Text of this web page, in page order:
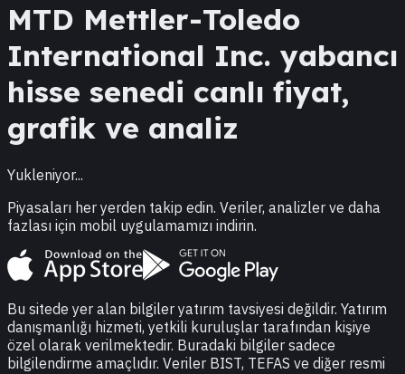
MTD Mettler-Toledo
International Inc. yabancı
hisse senedi canlı fiyat,
grafik ve analiz
Yukleniyor...
Piyasaları her yerden takip edin. Veriler, analizler ve daha
fazlası için mobil uygulamamızı indirin.
Bu sitede yer alan bilgiler yatırım tavsiyesi değildir. Yatırım
danışmanlığı hizmeti, yetkili kuruluşlar tarafından kişiye
özel olarak verilmektedir. Buradaki bilgiler sadece
bilgilendirme amaçlıdır. Veriler BIST, TEFAS ve diğer resmi